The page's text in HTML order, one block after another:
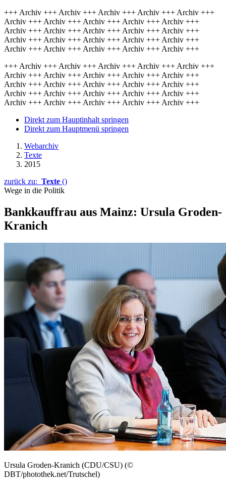
+++ Archiv +++ Archiv +++ Archiv +++ Archiv +++ Archiv +++
Archiv +++ Archiv +++ Archiv +++ Archiv +++ Archiv +++
Archiv +++ Archiv +++ Archiv +++ Archiv +++ Archiv +++
Archiv +++ Archiv +++ Archiv +++ Archiv +++ Archiv +++
Archiv +++ Archiv +++ Archiv +++ Archiv +++ Archiv +++
+++ Archiv +++ Archiv +++ Archiv +++ Archiv +++ Archiv +++
Archiv +++ Archiv +++ Archiv +++ Archiv +++ Archiv +++
Archiv +++ Archiv +++ Archiv +++ Archiv +++ Archiv +++
Archiv +++ Archiv +++ Archiv +++ Archiv +++ Archiv +++
Archiv +++ Archiv +++ Archiv +++ Archiv +++ Archiv +++
Direkt zum Hauptinhalt springen
Direkt zum Hauptmenü springen
Webarchiv
Texte
2015
zurück zu: Texte ()
Wege in die Politik
Bankkauffrau aus Mainz: Ursula Groden-
Kranich
Ursula Groden-Kranich (CDU/CSU) (©
DBT/photothek.net/Trutschel)